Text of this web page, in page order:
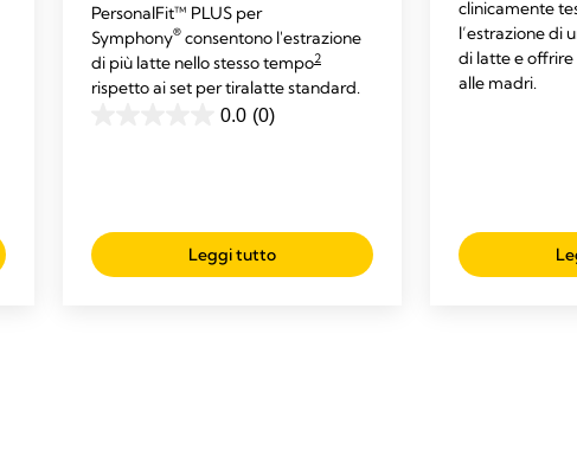
PersonalFit™ PLUS per
Symphony® consentono l'estrazione
di più latte nello stesso tempo2
rispetto ai set per tiralatte standard.
0.0 (0)
Leggi tutto
clinicamente
l’estrazione di
di latte e
alle madri.